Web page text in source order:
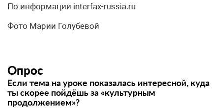
По информации interfax-russia.ru
Фото Марии Голубевой
Опрос
Если тема на уроке показалась интересной, куда
ты скорее пойдёшь за «культурным
продолжением»?